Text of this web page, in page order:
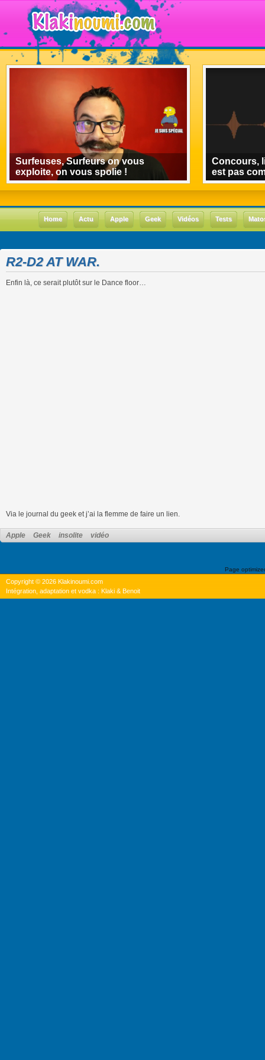
Surfeuses, Surfeurs on vous
exploite, on vous spolie !
Concours,
est pas
Home Actu Apple Geek Vidéos Tests
R2-D2 AT WAR.
Enfin là, ce serait plutôt sur le Dance floor…
Via le journal du geek et j’ai la flemme de faire un lien.
Apple Geek insolite vidéo
Page
Copyright © 2026 Klakinoumi.com
Intégration, adaptation et vodka : Klaki & Benoit